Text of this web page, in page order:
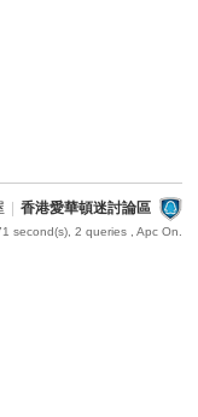
香港愛華頓迷討論區
second(s), 2 queries , Apc On.